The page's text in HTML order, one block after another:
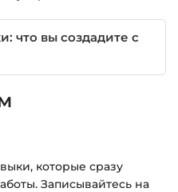
что вы создадите с
которые сразу
Записывайтесь на